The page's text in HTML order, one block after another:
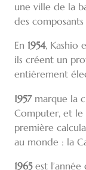
une ville de la
des
En 1954, Kashio
ils créent un
entièrement
1957marque la
Computer, et
première
au monde : la
1965est